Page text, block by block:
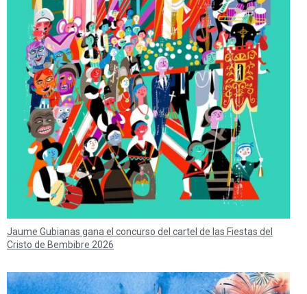
Jaume Gubianas gana el concurso del cartel de las Fiestas del
Cristo de Bembibre 2026